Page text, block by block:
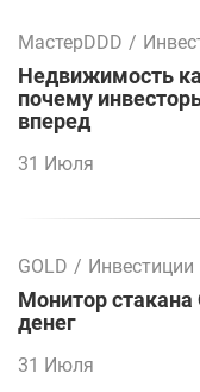
МастерDDD /
Недвижимость
почему
вперед
31 Июля
GOLD / Инвестиции
Монитор стакана
денег
31 Июля